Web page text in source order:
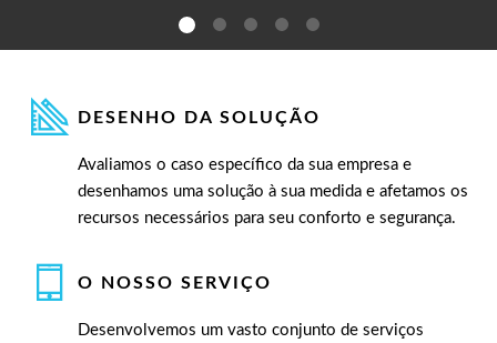
DESENHO DA SOLUÇÃO
Avaliamos o caso específico da sua empresa e
desenhamos uma solução à sua medida e afetamos os
recursos necessários para seu conforto e segurança.
O NOSSO SERVIÇO
Desenvolvemos um vasto conjunto de serviços